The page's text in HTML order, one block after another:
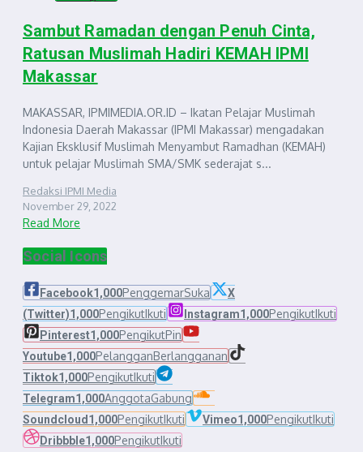
Sambut Ramadan dengan Penuh Cinta,
Ratusan Muslimah Hadiri KEMAH IPMI
Makassar
MAKASSAR, IPMIMEDIA.OR.ID – Ikatan Pelajar Muslimah
Indonesia Daerah Makassar (IPMI Makassar) mengadakan
Kajian Eksklusif Muslimah Menyambut Ramadhan (KEMAH)
untuk pelajar Muslimah SMA/SMK sederajat s...
Redaksi IPMI Media
November 29, 2022
Read More
Social Icons
Facebook1,000PenggemarSuka
X
(Twitter)1,000PengikutIkuti Instagram1,000PengikutIkuti
Pinterest1,000PengikutPin
Youtube1,000PelangganBerlangganan
Tiktok1,000PengikutIkuti
Telegram1,000AnggotaGabung
Soundcloud 1,000PengikutIkuti Vimeo1,000PengikutIkuti
Dribbble1,000PengikutIkuti